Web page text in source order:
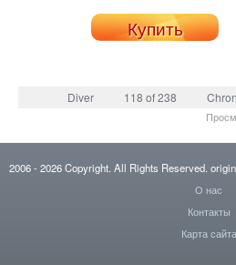
Купить
Diver 118 of 238
2006- 2026Copyright. All Rights Reserved.
О нас
Контакты
Карта сайта